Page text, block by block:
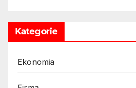
Kategorie
Ekonomia